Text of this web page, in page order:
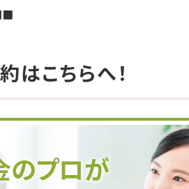
はこちらへ！
のプロが